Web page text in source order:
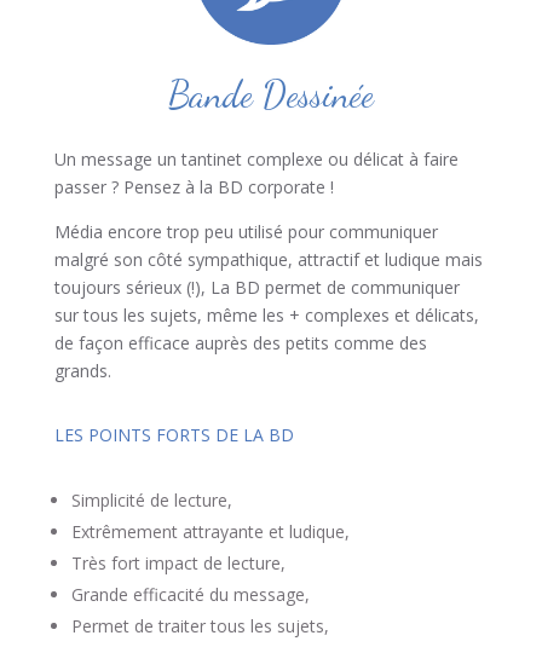
Bande Dessinée
Un message un tantinet complexe ou délicat à faire
passer ? Pensez à la BD corporate !
Média encore trop peu utilisé pour communiquer
malgré son côté sympathique, attractif et ludique mais
toujours sérieux (!), La BD permet de communiquer
sur tous les sujets, même les + complexes et délicats,
de façon efficace auprès des petits comme des
grands.
LES POINTS FORTS DE LA BD
Simplicité de lecture,
Extrêmement attrayante et ludique,
Très fort impact de lecture,
Grande efficacité du message,
Permet de traiter tous les sujets,